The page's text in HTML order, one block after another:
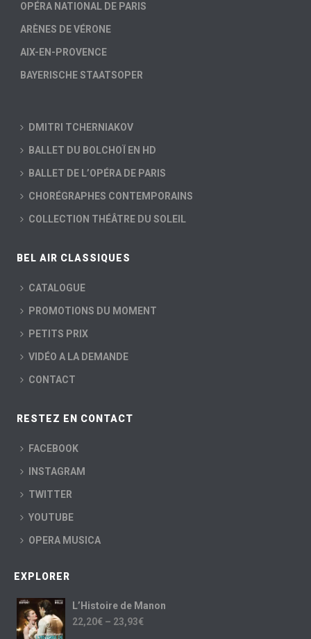
OPÉRA NATIONAL DE PARIS
ARÈNES DE VÉRONE
AIX-EN-PROVENCE
BAYERISCHE STAATSOPER
DMITRI TCHERNIAKOV
BALLET DU BOLCHOÏ EN HD
BALLET DE L’OPÉRA DE PARIS
CHORÉGRAPHES CONTEMPORAINS
COLLECTION THÉÂTRE DU SOLEIL
BEL AIR CLASSIQUES
CATALOGUE
PROMOTIONS DU MOMENT
PETITS PRIX
VIDÉO A LA DEMANDE
CONTACT
RESTEZ EN CONTACT
FACEBOOK
INSTAGRAM
TWITTER
YOUTUBE
OPERA MUSICA
EXPLORER
L’Histoire de Manon
22,20€ – 23,93€